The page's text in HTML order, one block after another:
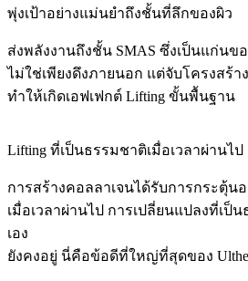
พุ่งเป้าอย่างแม่นยำถึงชั้นที่ลึกของผิว
ส่งพลังงานถึงชั้น SMAS ซึ่งเป็นแก่นข
ไม่ใช่เพียงดึงภายนอก แต่จับโครงสร้า
ทำให้เกิดเอฟเฟกต์ Lifting ขั้นพื้นฐาน
Lifting ที่เป็นธรรมชาติเมื่อเวลาผ่านไป
การสร้างคอลลาเจนได้รับการกระตุ้น
เมื่อเวลาผ่านไป การเปลี่ยนแปลงที่เป็
เอง
ยังคงอยู่ นี่คือข้อดีที่ใหญ่ที่สุดของ